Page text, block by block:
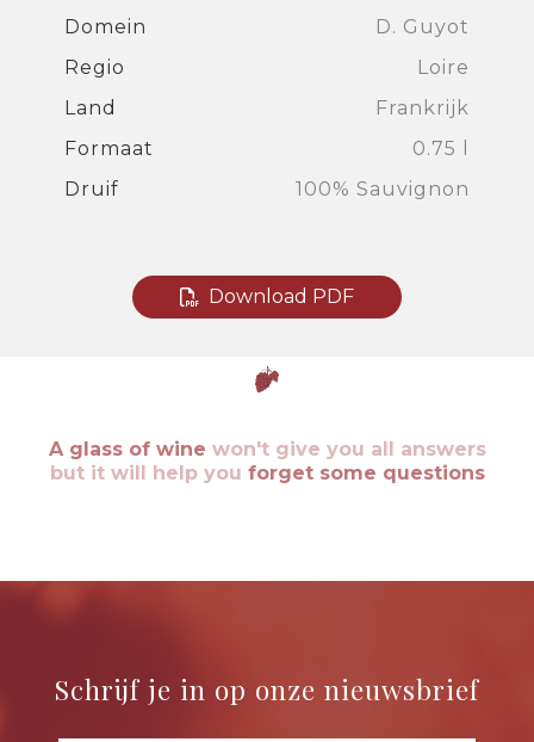
Domein
D. Guyot
Regio
Loire
Land
Frankrijk
Formaat
0.75 l
Druif
100% Sauvignon
Download PDF
A glass of wine won't give you all answers
but it will help you forget some questions
Schrijf je in op onze nieuwsbrief